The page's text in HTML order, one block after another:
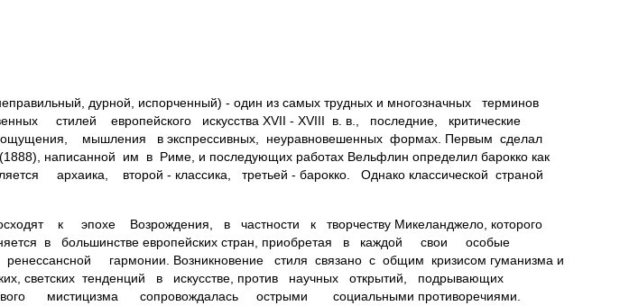
дурной, испорченный) - один из самых трудных и многозначных терминов
стилей европейского искусства XVII - XVIII в. в., последние, критические
мышления в экспрессивных, неуравновешенных формах. Первым сделал
написанной им в Риме, и последующих работах Вельфлин определил барокко как
архаика, второй - классика, третьей - барокко. Однако классической страной
к эпохе Возрождения, в частности к творчеству Микеланджело, которого
в большинстве европейских стран, приобретая в каждой свои особые
гармонии. Возникновение стиля связано с общим кризисом гуманизма и
светских тенденций в искусстве, против научных открытий, подрывающих
мистицизма сопровождалась острыми социальными противоречиями.